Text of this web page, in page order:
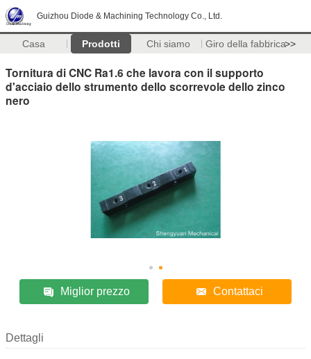
Guizhou Diode & Machining Technology Co., Ltd.
Casa Prodotti Chi siamo Giro della fabbrica>>
Tornitura di CNC Ra1.6 che lavora con il supporto
d'acciaio dello strumento dello scorrevole dello zinco
nero
Miglior prezzo Contattaci
Dettagli